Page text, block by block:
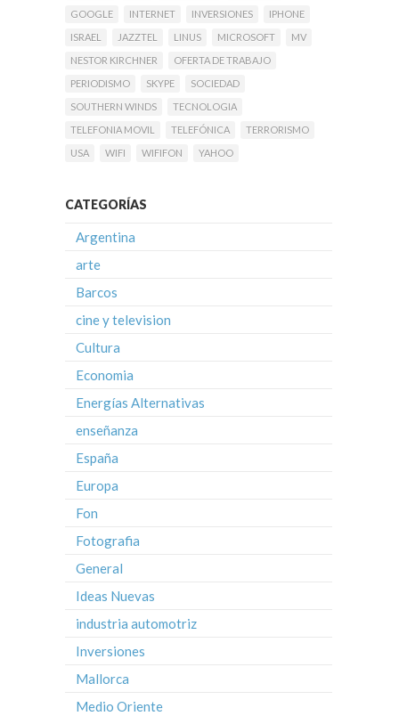
GOOGLE
INTERNET INVERSIONES
IPHONE
ISRAEL
JAZZTEL LINUS MICROSOFT
MV
NESTOR KIRCHNER
OFERTA DE TRABAJO
PERIODISMO
SKYPE
SOCIEDAD
SOUTHERN WINDS
TECNOLOGIA
TELEFONIA MOVIL
TELEFÓNICA
TERRORISMO
USA
WIFI WIFIFON YAHOO
CATEGORÍAS
Argentina
arte
Barcos
cine y television
Cultura
Economia
Energías Alternativas
enseñanza
España
Europa
Fon
Fotografia
General
Ideas Nuevas
industria automotriz
Inversiones
Mallorca
Medio Oriente